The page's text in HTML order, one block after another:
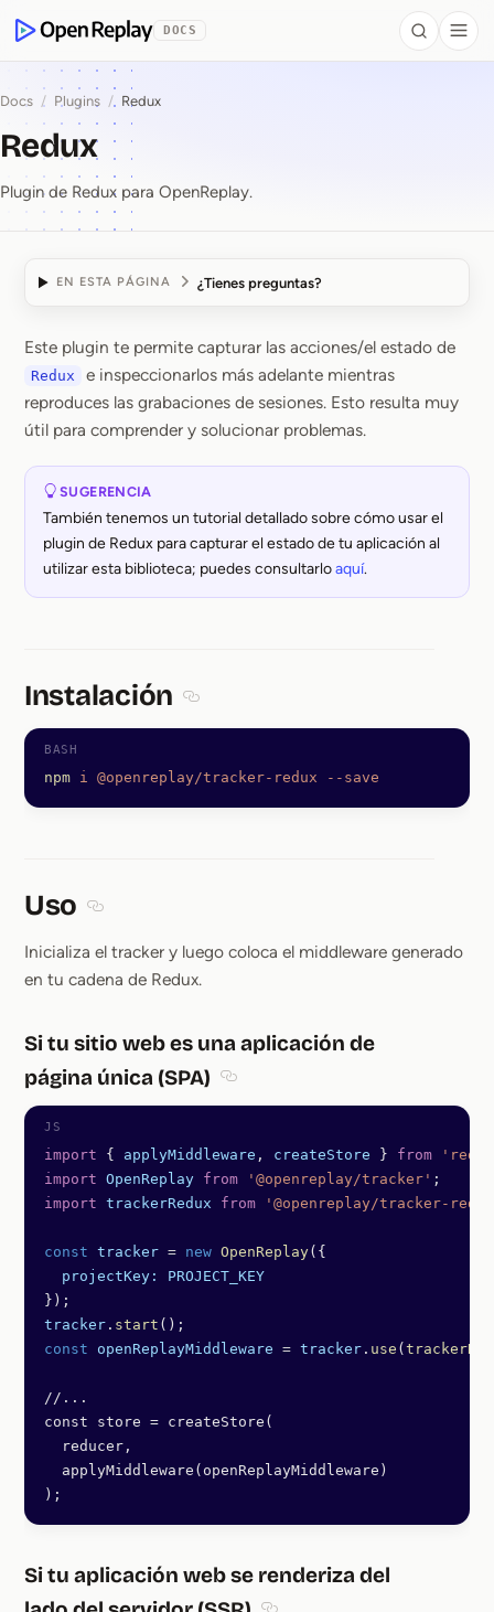
OpenReplay
DOCS Search
Docs / Plugins / Redux
Redux
Plugin de Redux para OpenReplay.
EN ESTA PÁGINA ¿Tienes preguntas?
Redux
Este plugin te permite capturar las acciones/el estado de
Redux
e inspeccionarlos más adelante mientras
reproduces las grabaciones de sesiones. Esto resulta muy
útil para comprender y solucionar problemas.
SUGERENCIA
También tenemos un tutorial detallado sobre cómo usar el
plugin de Redux para capturar el estado de tu aplicación al
utilizar esta biblioteca; puedes consultarloaquí.
Instalación
npm i @openreplay/tracker-redux --save
Uso
Inicializa el tracker y luego coloca el middleware generado
en tu cadena de Redux.
Si tu sitio web es una aplicación de
página única (SPA)
import { applyMiddleware , createStore } from
import OpenReplay from '@openreplay/tracker' ;
import trackerRedux from '@openreplay/tracker-
const tracker = new OpenReplay({
  projectKey:
PROJECT_KEY
});
tracker . start ();
const openReplayMiddleware = tracker . use (
//...
const store = createStore(
  reducer,
  applyMiddleware(openReplayMiddleware)
);
Si tu aplicación web se renderiza del